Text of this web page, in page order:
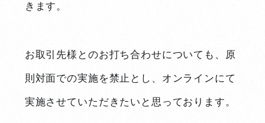
きます。
お取引先様とのお打ち合わせについても、原
則対面での実施を禁止とし、オンラインにて
実施させていただきたいと思っております。